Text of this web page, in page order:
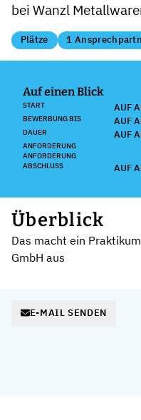
bei Wanzl
Plätze 1
Auf einen Blick
START AUF
BEWERBUNG BIS AUF
DAUER AUF
ANFORDERUNG
ANFORDERUNG
ABSCHLUSS
AUF
Überblick
Das macht ein
GmbH aus
E-MAIL SENDEN